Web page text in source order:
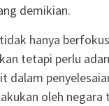
demikian.
hanya
tetapi perlu
dalam
oleh negara